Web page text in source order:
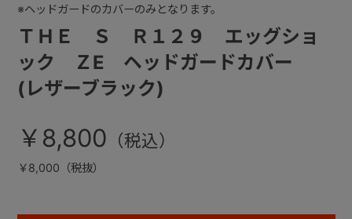
ＴＨＥ Ｓ Ｒ１２９ エッグショ
ック ＺE ヘッドガードカバー
(レザーブラック)
※ヘッドガードのカバーのみとなります。
￥8,800
￥8,000（税抜）